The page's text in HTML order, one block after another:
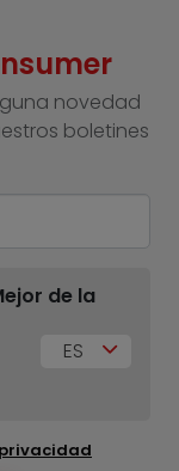
novedad
boletines
de la
ES